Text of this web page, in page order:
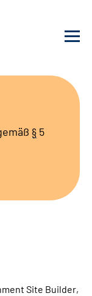
§ 5
Site Builder,